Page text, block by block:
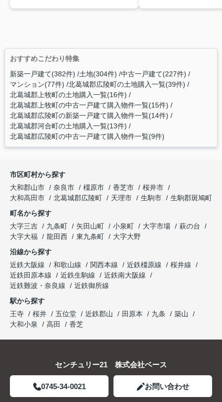
おすすめこだわり特集
新築一戸建て(382件) 土地(304件) 中古一戸建て(227件)
マンション(77件) 北葛城郡広陵町の土地購入一覧(39件)
北葛城郡上牧町の土地購入一覧(16件)
北葛城郡上牧町の中古一戸建て購入物件一覧(15件)
北葛城郡広陵町の新築一戸建て購入物件一覧(14件)
北葛城郡河合町の土地購入一覧(13件)
北葛城郡広陵町の中古一戸建て購入物件一覧(9件)
市区町村から探す
大和郡山市
奈良市 橿原市 香芝市
桜井市
大和高田市
北葛城郡広陵町 天理市 生駒市
生駒郡斑鳩町
町名から探す
大字三吉
九条町 矢田山町 小泉町 大字市場
萩の台
大字大福
龍田西 東九条町
大字大野
沿線から探す
近鉄大阪線
和歌山線 関西本線 近鉄橿原線
桜井線
近鉄田原本線
近鉄生駒線
近鉄南大阪線
近鉄難波・奈良線
近鉄御所線
駅から探す
王寺
桜井 五位堂 近鉄郡山 田原本 九条
築山
大和小泉
高田 香芝
センチュリー21 株式会社ベース
0745-34-0021 お問い合わせ